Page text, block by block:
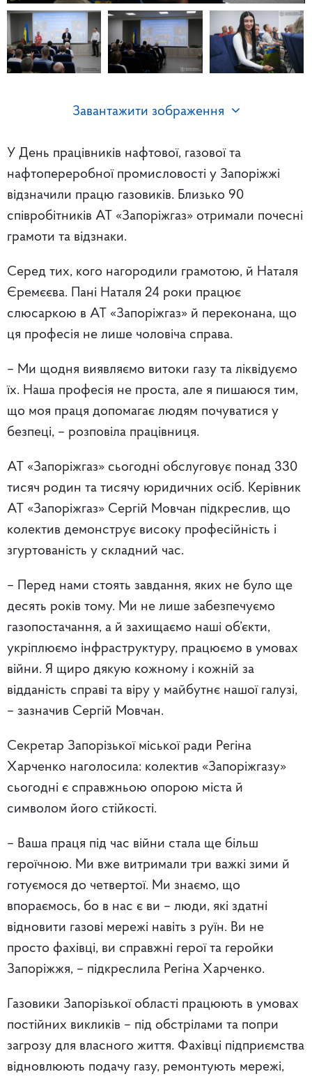
Завантажити зображення
У День працівників нафтової, газової та
нафтопереробної промисловості у Запоріжжі
відзначили працю газовиків. Близько 90
співробітників АТ «Запоріжгаз» отримали почесні
грамоти та відзнаки.
Серед тих, кого нагородили грамотою, й Наталя
Єремєєва. Пані Наталя 24 роки працює
слюсаркою в АТ «Запоріжгаз» й переконана, що
ця професія не лише чоловіча справа.
– Ми щодня виявляємо витоки газу та ліквідуємо
їх. Наша професія не проста, але я пишаюся тим,
що моя праця допомагає людям почуватися у
безпеці, – розповіла працівниця.
АТ «Запоріжгаз» сьогодні обслуговує понад 330
тисяч родин та тисячу юридичних осіб. Керівник
АТ «Запоріжгаз» Сергій Мовчан підкреслив, що
колектив демонструє високу професійність і
згуртованість у складний час.
– Перед нами стоять завдання, яких не було ще
десять років тому. Ми не лише забезпечуємо
газопостачання, а й захищаємо наші об’єкти,
укріплюємо інфраструктуру, працюємо в умовах
війни. Я щиро дякую кожному і кожній за
відданість справі та віру у майбутнє нашої галузі,
– зазначив Сергій Мовчан.
Секретар Запорізької міської ради Регіна
Харченко наголосила: колектив «Запоріжгазу»
сьогодні є справжньою опорою міста й
символом його стійкості.
– Ваша праця під час війни стала ще більш
героїчною. Ми вже витримали три важкі зими й
готуємося до четвертої. Ми знаємо, що
впораємось, бо в нас є ви – люди, які здатні
відновити газові мережі навіть з руїн. Ви не
просто фахівці, ви справжні герої та геройки
Запоріжжя, – підкреслила Регіна Харченко.
Газовики Запорізької області працюють в умовах
постійних викликів – під обстрілами та попри
загрозу для власного життя. Фахівці підприємства
відновлюють подачу газу, ремонтують мережі,